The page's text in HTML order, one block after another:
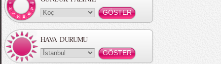
MBFWI - Gülçin Çengel 2015 Yaz
MBFWI - Zeynep Erdoğan 2015 Yaz
HAVA DURUMU